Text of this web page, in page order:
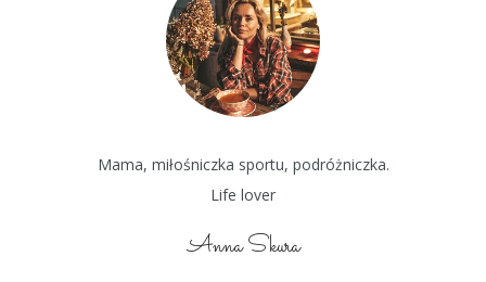
Mama, miłośniczka sportu, podróżniczka.
Life lover
Anna Skura